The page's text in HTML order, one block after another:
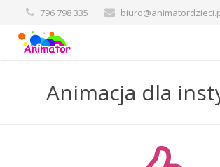
796 798 335
Animacja dla